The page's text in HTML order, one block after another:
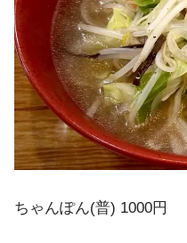
ちゃんぽん(普) 1000円